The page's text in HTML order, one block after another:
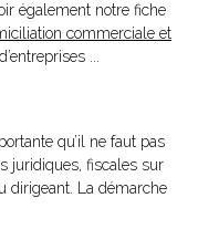
également notre fiche
commerciale et
...
qu’il ne faut pas
juridiques, fiscales sur
dirigeant. La démarche